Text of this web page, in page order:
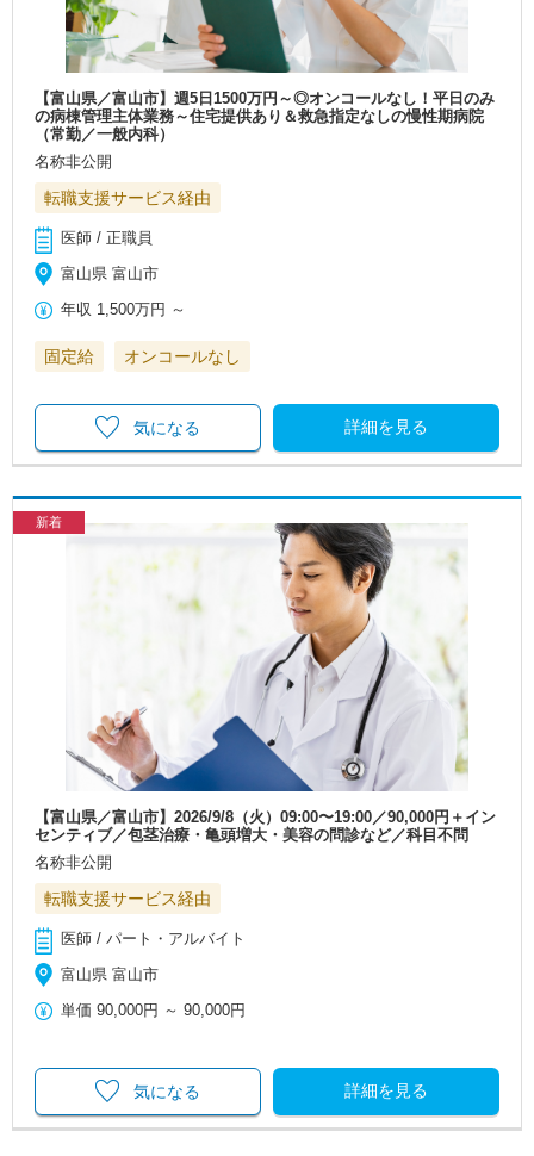
【富山県／富山市】週5日1500万円～◎オンコールなし！平日のみ
の病棟管理主体業務～住宅提供あり＆救急指定なしの慢性期病院
（常勤／一般内科）
名称非公開
転職支援サービス経由
医師 / 正職員
富山県 富山市
年収 1,500万円 ～
固定給 オンコールなし
詳細を見る
気になる
新着
【富山県／富山市】2026/9/8（火）09:00〜19:00／90,000円＋イン
センティブ／包茎治療・亀頭増大・美容の問診など／科目不問
名称非公開
転職支援サービス経由
医師 / パート・アルバイト
富山県 富山市
単価 90,000円 ～90,000円
詳細を見る
気になる